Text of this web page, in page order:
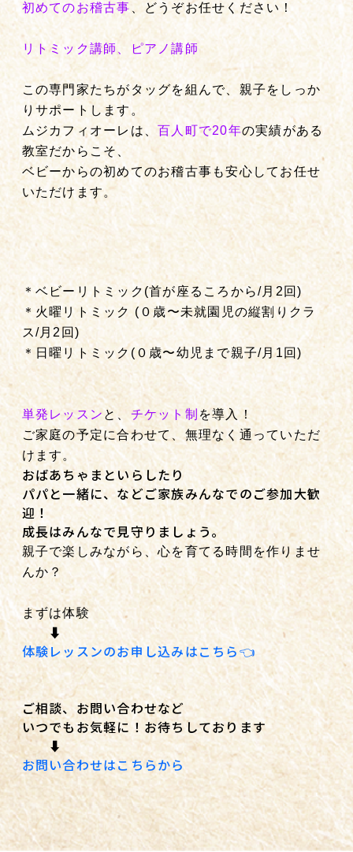
初めてのお稽古事、どうぞお任せください！
リトミック講師、ピアノ講師
この専門家たちがタッグを組んで、親子をしっか
りサポートします。
ムジカフィオーレは、百人町で20年の実績がある
教室だからこそ、
ベビーからの初めてのお稽古事も安心してお任せ
いただけます。
＊ベビーリトミック(首が座るころから/月2回)
＊火曜リトミック (０歳〜未就園児の縦割りクラ
ス/月2回)
＊日曜リトミック(０歳〜幼児まで親子/月1回)
単発レッスンと、 チケット制 を導入！
ご家庭の予定に合わせて、無理なく通っていただ
けます。
おばあちゃまといらしたり
パパと一緒に、などご家族みんなでのご参加大歓
迎！
成長はみんなで見守りましょう。
親子で楽しみながら、心を育てる時間を作りませ
んか？
まずは体験
⬇️
体験レッスンのお申し込みはこちら👈
ご相談、お問い合わせなど
いつでもお気軽に！お待ちしております
⬇️
お問い合わせはこちらから